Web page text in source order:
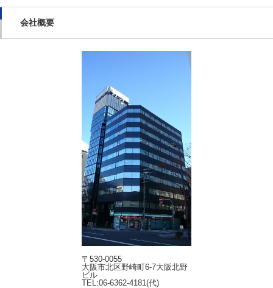
会社概要
〒530-0055
大阪市北区野崎町6-7大阪北野
ビル
TEL:06-6362-4181(代)